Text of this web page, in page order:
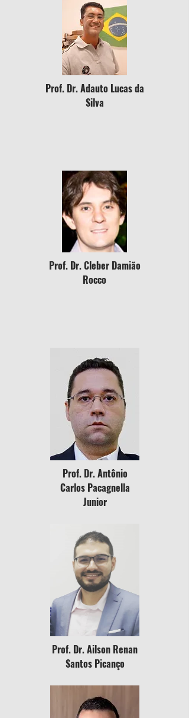
Prof. Dr. Adauto Lucas da
Silva
Prof. Dr. Cleber Damião
Rocco
Prof. Dr. Antônio
Carlos Pacagnella
Junior
Prof. Dr. Ailson Renan
Santos Picanço